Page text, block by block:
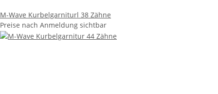
M-Wave Kurbelgarniturl 38 Zähne
Preise nach Anmeldung sichtbar